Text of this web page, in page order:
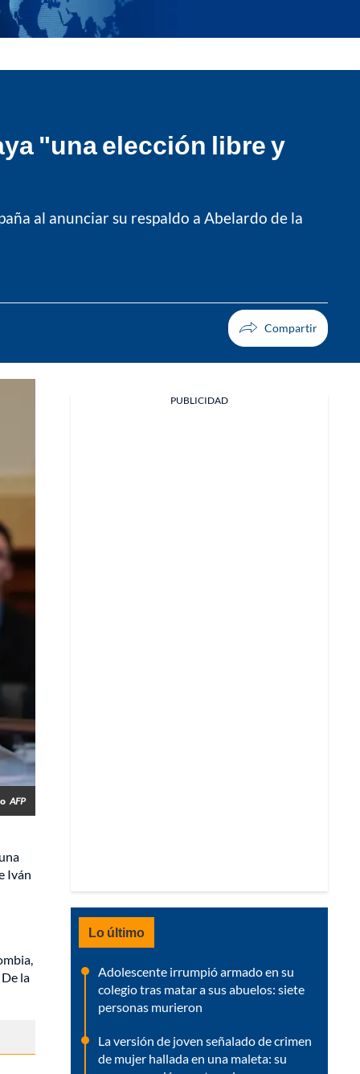
"una elección libre y
al anunciar su respaldo a Abelardo de la
AFP
Iván
la
PUBLICIDAD
Lo último
Adolescente irrumpió armado en su
colegio tras matar a sus abuelos: siete
personas murieron
La versión de joven señalado de crimen
de mujer hallada en una maleta: su